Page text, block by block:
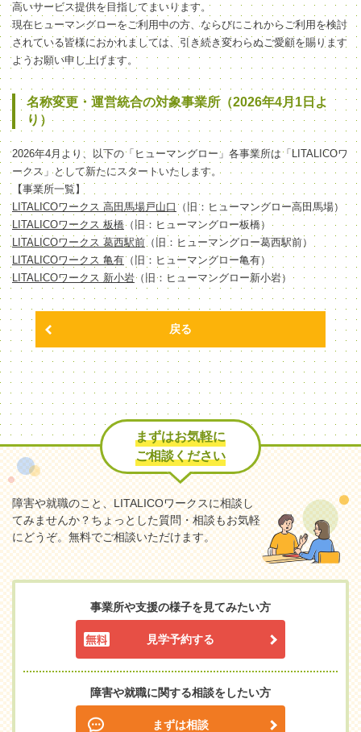
高いサービス提供を目指してまいります。
現在ヒューマングローをご利用中の方、ならびにこれからご利用を検討
されている皆様におかれましては、引き続き変わらぬご愛顧を賜ります
ようお願い申し上げます。
名称変更・運営統合の対象事業所（2026年4月1日よ
り）
2026年4月より、以下の「ヒューマングロー」各事業所は「LITALICOワ
ークス」として新たにスタートいたします。
【事業所一覧】
LITALICOワークス 高田馬場戸山口 （旧：ヒューマングロー高田馬場）
LITALICOワークス 板橋（旧：ヒューマングロー板橋）
LITALICOワークス 葛西駅前 （旧：ヒューマングロー葛西駅前）
LITALICOワークス 亀有（旧：ヒューマングロー亀有）
LITALICOワークス 新小岩（旧：ヒューマングロー新小岩）
戻る
まずはお気軽に
ご相談ください
障害や就職のこと、LITALICOワークスに相談し
てみませんか？ちょっとした質問・相談もお気軽
にどうぞ。無料でご相談いただけます。
事業所や支援の様子を見てみたい方
見学予約する
障害や就職に関する相談をしたい方
まずは相談